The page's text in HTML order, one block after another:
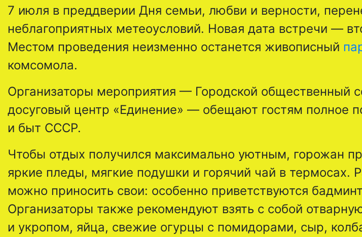
7 июля в преддверии Дня семьи, любви и верности,
неблагоприятных метеоусловий. Новая дата встречи —
Местом проведения неизменно останется живописный
комсомола.
Организаторы мероприятия — Городской общественный
досуговый центр «Единение» — обещают гостям полное
и быт СССР.
Чтобы отдых получился максимально уютным, горожан
яркие пледы, мягкие подушки и горячий чай в термосах.
можно приносить свои: особенно приветствуются
Организаторы также рекомендуют взять с собой
и укропом, яйца, свежие огурцы с помидорами, сыр,